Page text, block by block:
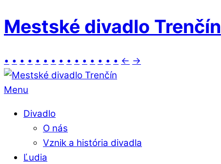
Mestské divadlo Trenčín
• • • • • • • • • • • • • • • ← →
Menu
Divadlo
O nás
Vznik a história divadla
Ľudia